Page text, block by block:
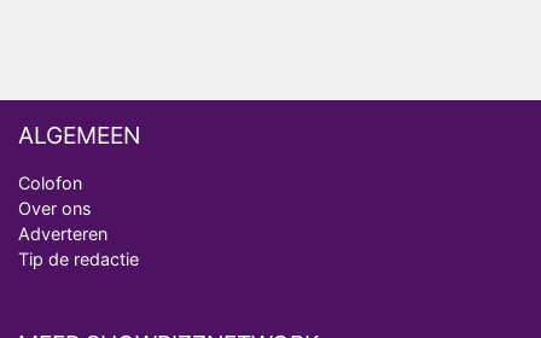
ALGEMEEN
Colofon
Over ons
Adverteren
Tip de redactie